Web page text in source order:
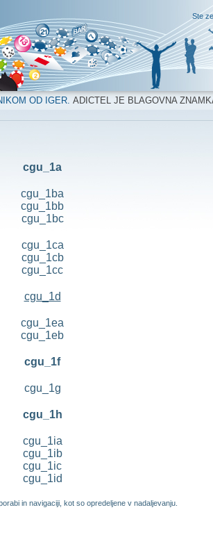
Ste
OD IGER. ADICTEL JE BLAGOVNA
cgu_1a
cgu_1ba
cgu_1bb
cgu_1bc
cgu_1ca
cgu_1cb
cgu_1cc
cgu_1d
cgu_1ea
cgu_1eb
cgu_1f
cgu_1g
cgu_1h
cgu_1ia
cgu_1ib
cgu_1ic
cgu_1id
in navigaciji, kot so opredeljene v nadaljevanju.